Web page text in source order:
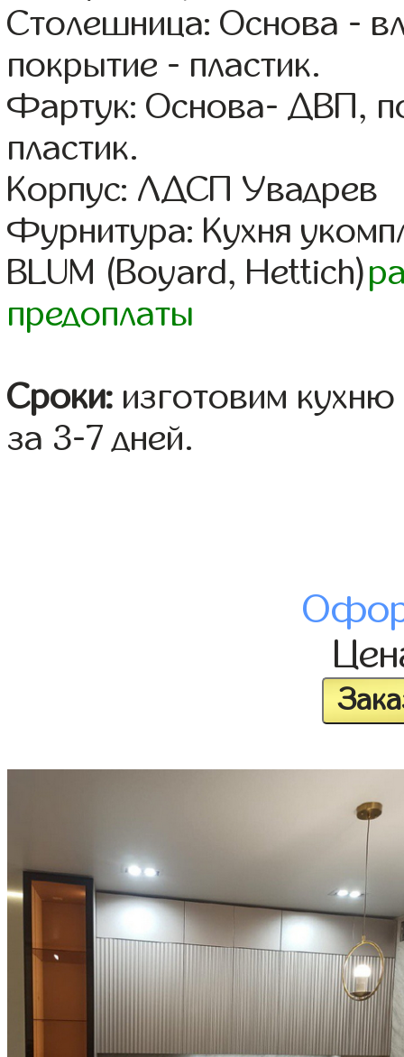
Столешница: Основа -
покрытие - пластик.
Фартук: Основа- ДВП,
пластик.
Корпус: ЛДСП Увадрев
Фурнитура: Кухня
BLUM (Boyard, Hettich)
предоплаты
Сроки: изготовим
за 3-7 дней.